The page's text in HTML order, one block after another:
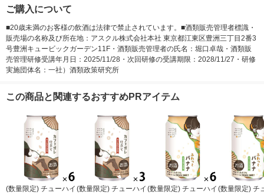
ご購入について
■20歳未満のお客様の飲酒は法律で禁止されています。■酒類販売管理者標識・
販売場の名称及び所在地：アスクル株式会社本社 東京都江東区豊洲三丁目2番3
号豊洲キュービックガーデン11F・酒類販売管理者の氏名：堀口卓哉・酒類販
売管理研修受講年月日：2025/11/28・次回研修の受講期限：2028/11/27・研修
実施団体名：一社）酒類政策研究所
この商品と関連するおすすめPRアイテム
(数量限定) チューハイ (数量限定) チューハイ (数量限定) チューハイ (数量限定) チ